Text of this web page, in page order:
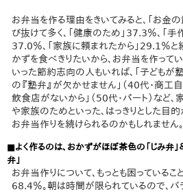
お弁当を作る理由をきいてみると、「お金
び抜けて多く、「健康のため」37.3％、「手
37.0％、「家族に頼まれたから」29.1％と
かずを食べきりたいから、お弁当を作ってい
いった節約志向の人もいれば、「子どもが
の『塾弁』が欠かせません」（40代・商工
飲食店がないから」（50代・パート）など
や家族のためといった、はっきりとした目
お弁当作りを続けられるのかもしれません。
■よく作るのは、おかずがほぼ茶色の「じみ弁」
弁」
お弁当作りについて、もっとも困っているこ
68.4％。朝は時間が限られているので、バ